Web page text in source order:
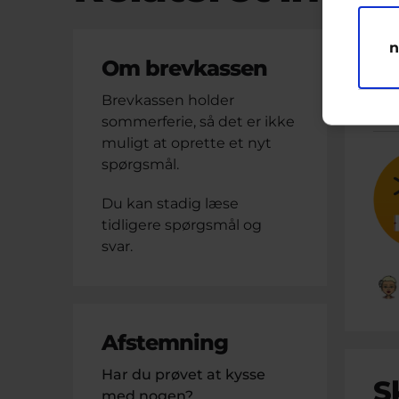
Om brevkassen
Brevkassen holder
sommerferie, så det er ikke
muligt at oprette et nyt
spørgsmål.
Du kan stadig læse
tidligere spørgsmål og
svar.
Afstemning
Har du prøvet at kysse